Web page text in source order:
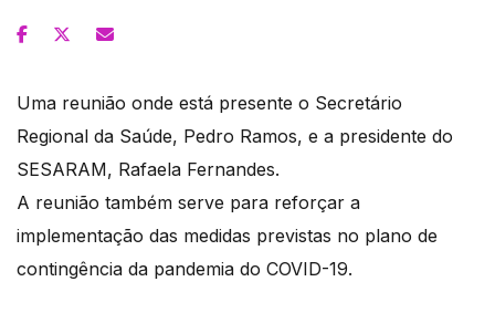
Uma reunião onde está presente o Secretário
Regional da Saúde, Pedro Ramos, e a presidente do
SESARAM, Rafaela Fernandes.
A reunião também serve para reforçar a
implementação das medidas previstas no plano de
contingência da pandemia do COVID-19.